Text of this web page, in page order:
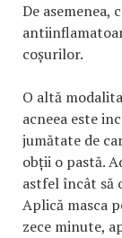
De
coșurilor.
O altă
acneea este
jumătate de
obții o pastă.
astfel încât să
Aplică masca
zece minute,